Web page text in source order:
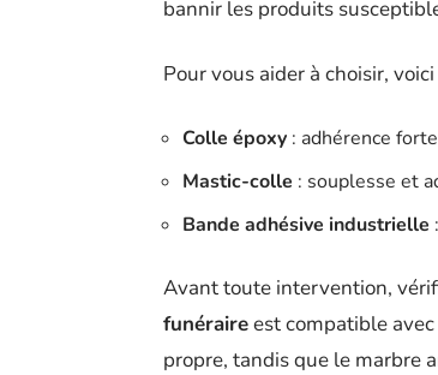
bannir les produits
Pour vous aider à choisir,
Colle époxy : adhérence
Mastic-colle : souplesse et
Bande adhésive industrielle
Avant toute intervention,
funéraireest compatible
propre, tandis que le marbre